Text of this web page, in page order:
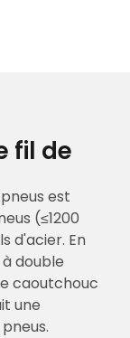
fil de
est
(≤1200
d'acier. En
double
caoutchouc
une